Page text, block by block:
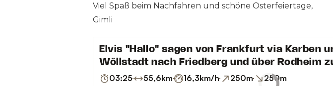
Viel Spaß beim Nachfahren und schöne Osterfeiertage,
Gimli